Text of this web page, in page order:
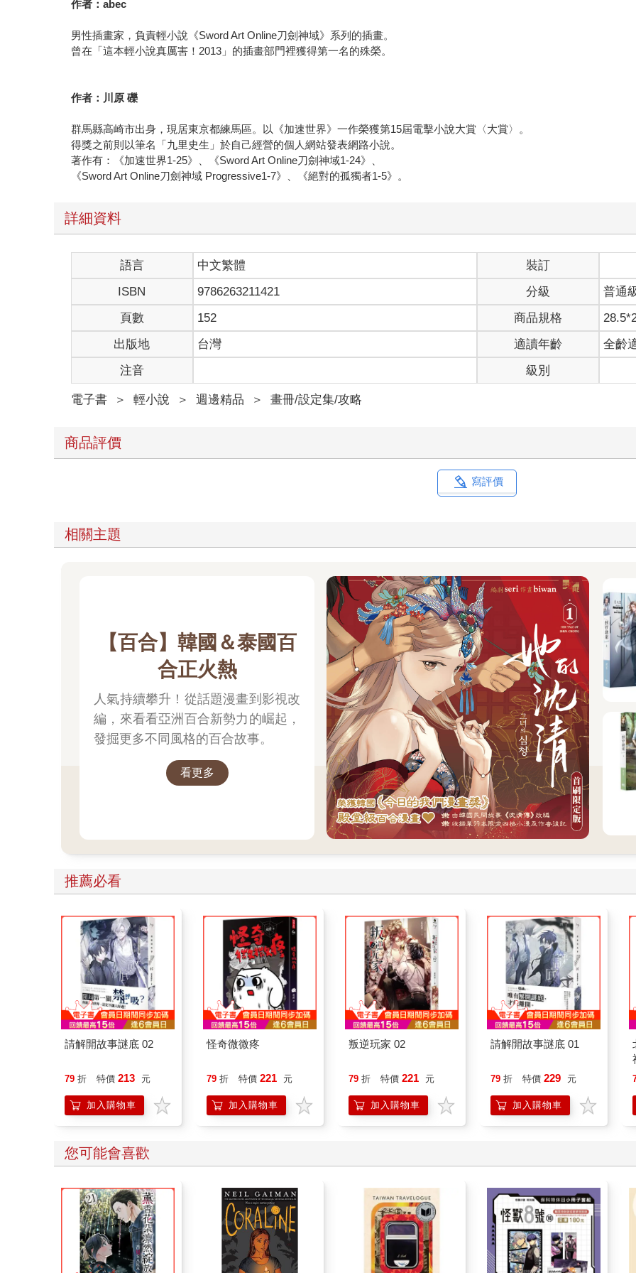
作者：abec
男性插畫家，負責輕小說《Sword Art Online刀劍神域》系列的插畫。
曾在「這本輕小說真厲害！2013」的插畫部門裡獲得第一名的殊榮。
作者：川原 礫
群馬縣高崎市出身，現居東京都練馬區。以《加速世界》一作榮獲第15屆電擊小說大賞〈大賞〉。
得獎之前則以筆名「九里史生」於自己經營的個人網站發表網路小說。
著作有：《加速世界1-25》、《Sword Art Online刀劍神域1-24》、
《Sword Art Online刀劍神域 Progressive1-7》、《絕對的孤獨者1-5》。
詳細資料
語言 中文繁體
裝訂
ISBN
9786263211421 分級
普通
頁數
152 商品規格
出版地
台灣 適讀年齡
全齡
注音
級別
電子書 ＞ 輕小說 ＞ 週邊精品 ＞ 畫冊/設定集/攻略
商品評價
寫評價
相關主題
【百合】韓國＆泰國百
合正火熱
人氣持續攀升！從話題漫畫到影視改
編，來看看亞洲百合新勢力的崛起，
發掘更多不同風格的百合故事。
看更多
推薦必看
請解開故事謎底 02
79 折 特價 213 元
加入購物車
怪奇微微疼
79 折 特價 221 元
加入購物車
叛逆玩家 02
79 折 特價 221 元
加入購物車
請解開故事謎底 01
79 折 特價 229 元
加入購物車
您可能會喜歡